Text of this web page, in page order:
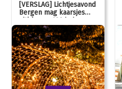
[VERSLAG] Lichtjesavond
Bergen mag kaarsjes
uitblazen: 100 jarig
jubileum!